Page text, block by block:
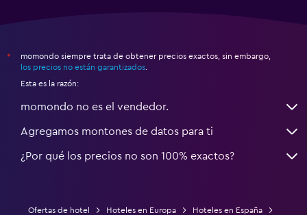
*
momondo siempre trata de obtener precios exactos, sin embargo,
los precios no están garantizados
Esta es la razón:
momondo no es el vendedor.
Agregamos montones de datos para ti
¿Por qué los precios no son 100% exactos?
Ofertas de hotel Hoteles en Europa
Hoteles en España